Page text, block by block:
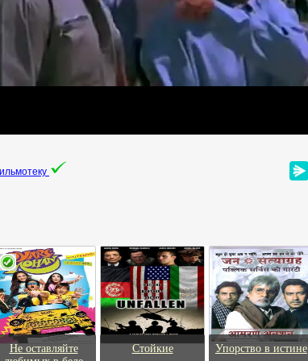
Не оставляйте
Стойкие Упорство в истине